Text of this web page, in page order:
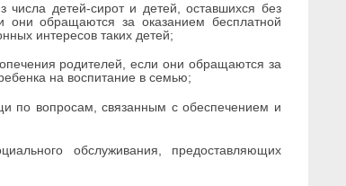
детей-сирот и детей, оставшихся без
они обращаются за оказанием бесплатной
интересов таких детей;
родителей, если они обращаются за
на воспитание в семью;
по вопросам, связанным с обеспечением и
обслуживания, предоставляющих